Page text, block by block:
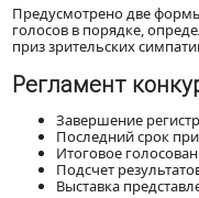
Предусмотрено две
голосов в порядке,
приз зрительских
Регламент
Завершение
Последний срок
Итоговое
Подсчет
Выставка